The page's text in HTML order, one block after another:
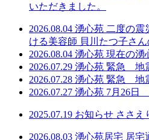
いただきました。
2026.08.04 湧心苑 二度の震
ける美容師 貝川たつ子さ
2026.08.04 湧心苑 現在の湧
2026.07.29 湧心苑 緊急 地
2026.07.28 湧心苑 緊急 地
2026.07.27 湧心苑 7月26日
2025.07.19 お知らせ ささえ
2026.08.03 湧心苑居宅 居宅